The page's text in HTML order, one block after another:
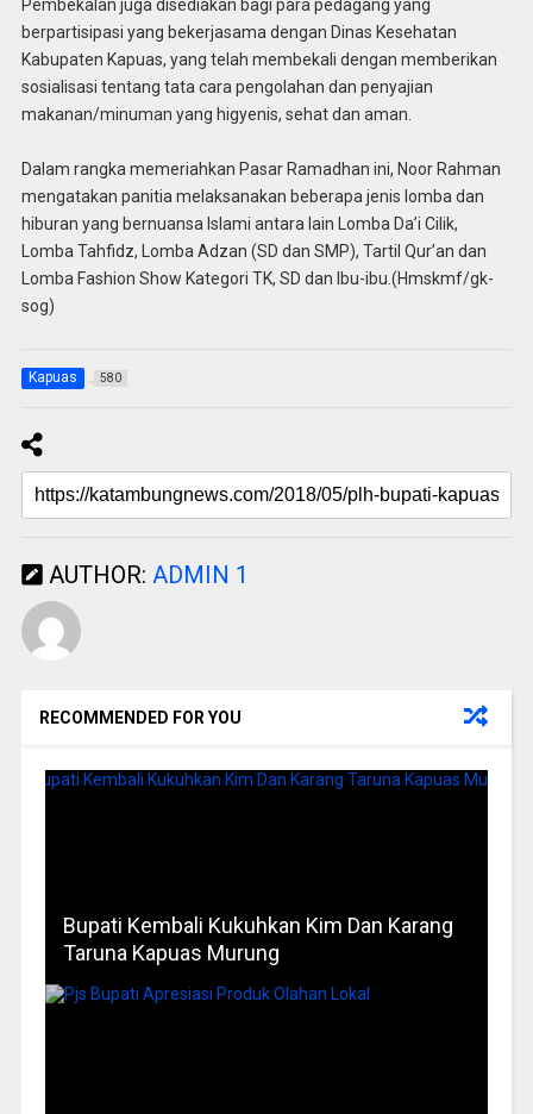
Pembekalan juga disediakan bagi para pedagang yang
berpartisipasi yang bekerjasama dengan Dinas Kesehatan
Kabupaten Kapuas, yang telah membekali dengan memberikan
sosialisasi tentang tata cara pengolahan dan penyajian
makanan/minuman yang higyenis, sehat dan aman.
Dalam rangka memeriahkan Pasar Ramadhan ini, Noor Rahman
mengatakan panitia melaksanakan beberapa jenis lomba dan
hiburan yang bernuansa Islami antara lain Lomba Da’i Cilik,
Lomba Tahfidz, Lomba Adzan (SD dan SMP), Tartil Qur’an dan
Lomba Fashion Show Kategori TK, SD dan Ibu-ibu.(Hmskmf/gk-
sog)
Kapuas 580
AUTHOR: ADMIN 1
RECOMMENDED FOR YOU
Bupati Kembali Kukuhkan Kim Dan Karang
Taruna Kapuas Murung